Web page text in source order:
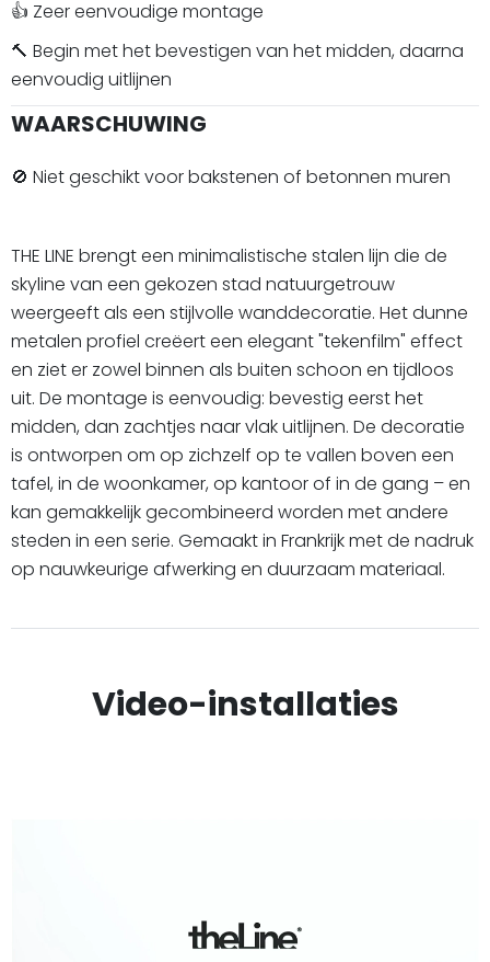
👍 Zeer eenvoudige montage
🔨 Begin met het bevestigen van het midden, daarna
eenvoudig uitlijnen
WAARSCHUWING
🚫 Niet geschikt voor bakstenen of betonnen muren
THE LINE brengt een minimalistische stalen lijn die de
skyline van een gekozen stad natuurgetrouw
weergeeft als een stijlvolle wanddecoratie. Het dunne
metalen profiel creëert een elegant "tekenfilm" effect
en ziet er zowel binnen als buiten schoon en tijdloos
uit. De montage is eenvoudig: bevestig eerst het
midden, dan zachtjes naar vlak uitlijnen. De decoratie
is ontworpen om op zichzelf op te vallen boven een
tafel, in de woonkamer, op kantoor of in de gang – en
kan gemakkelijk gecombineerd worden met andere
steden in een serie. Gemaakt in Frankrijk met de nadruk
op nauwkeurige afwerking en duurzaam materiaal.
Video-installaties